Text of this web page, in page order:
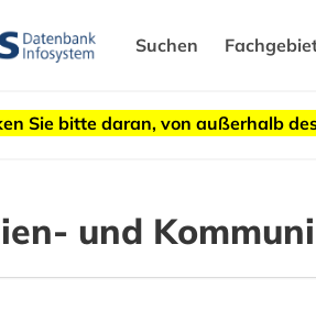
Suchen
Sie bitte daran, von außerhalb
und